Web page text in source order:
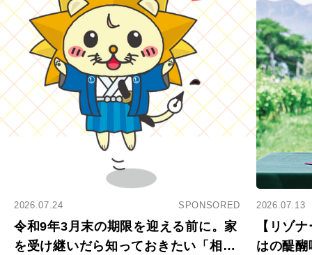
2026.07.24 SPONSORED
令和9年3月末の期限を迎える前に。家
を受け継いだら知っておきたい「相続
2026.07.13
【リゾ
はの醍